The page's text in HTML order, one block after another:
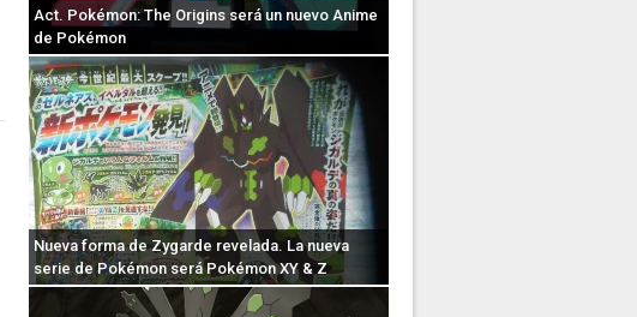
Act. Pokémon: The Origins será un nuevo Anime
de Pokémon
Nueva forma de Zygarde revelada. La nueva
serie de Pokémon será Pokémon XY & Z